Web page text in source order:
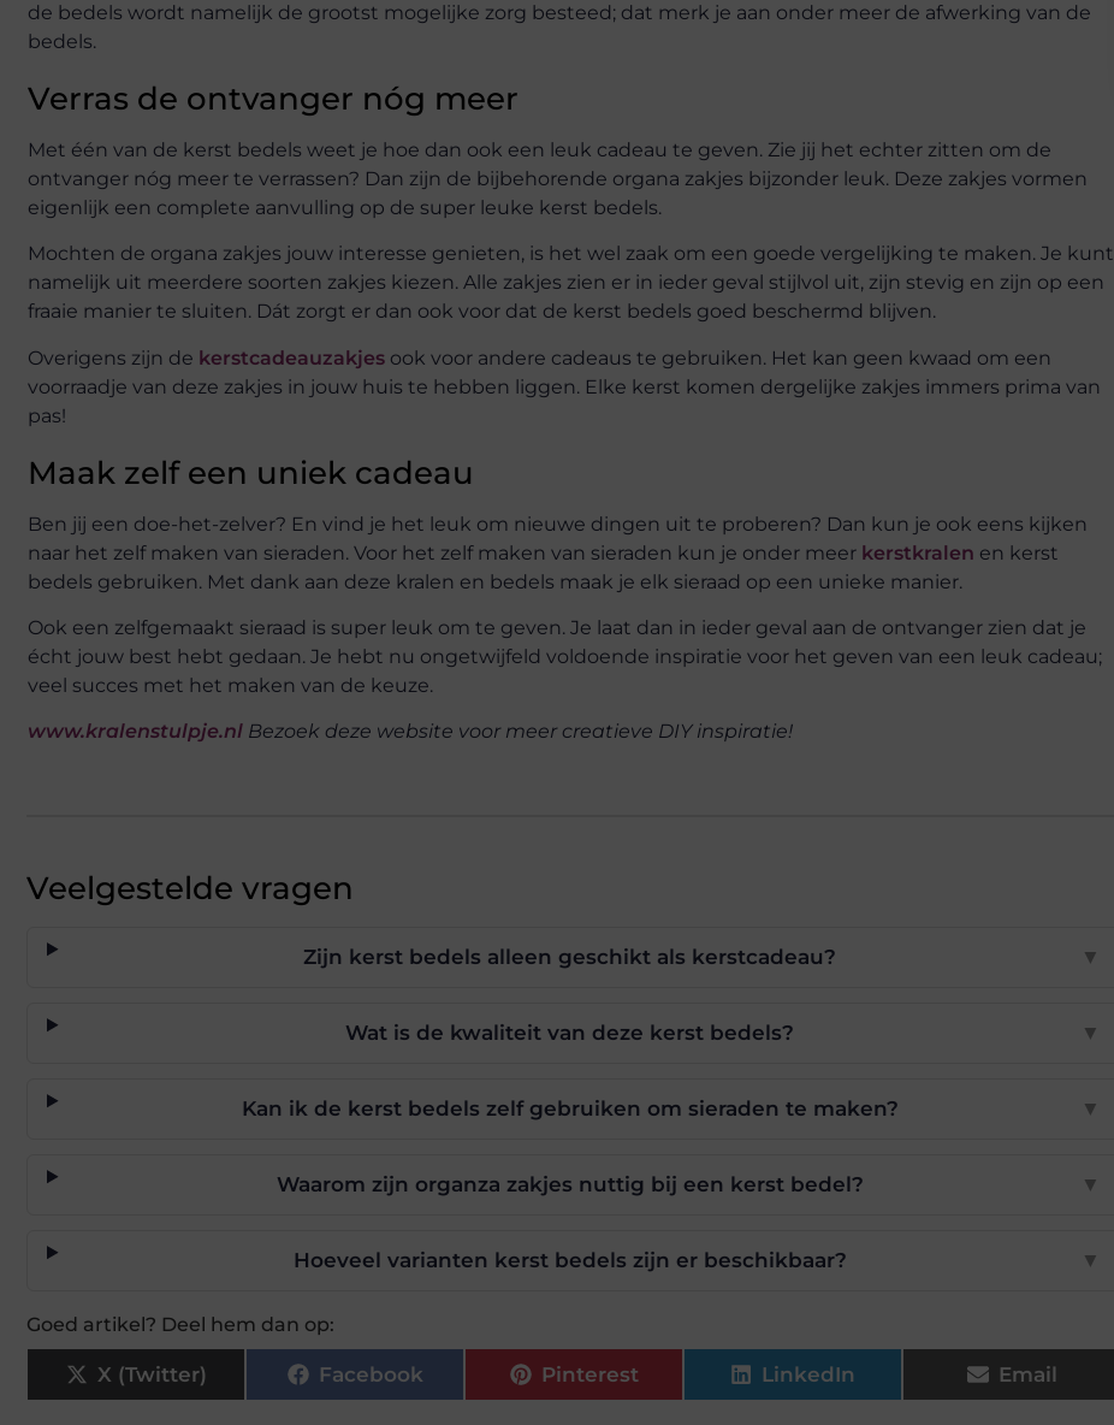
de bedels wordt namelijk de grootst mogelijke zorg besteed; dat merk je aan onder meer de afwerking van de
bedels.
Verras de ontvanger nóg meer
Met één van de kerst bedels weet je hoe dan ook een leuk cadeau te geven. Zie jij het echter zitten om de
ontvanger nóg meer te verrassen? Dan zijn de bijbehorende organa zakjes bijzonder leuk. Deze zakjes vormen
eigenlijk een complete aanvulling op de super leuke kerst bedels.
Mochten de organa zakjes jouw interesse genieten, is het wel zaak om een goede vergelijking te maken. Je kunt
namelijk uit meerdere soorten zakjes kiezen. Alle zakjes zien er in ieder geval stijlvol uit, zijn stevig en zijn op een
fraaie manier te sluiten. Dát zorgt er dan ook voor dat de kerst bedels goed beschermd blijven.
Overigens zijn de kerstcadeauzakjes ook voor andere cadeaus te gebruiken. Het kan geen kwaad om een
voorraadje van deze zakjes in jouw huis te hebben liggen. Elke kerst komen dergelijke zakjes immers prima van
pas!
Maak zelf een uniek cadeau
Ben jij een doe-het-zelver? En vind je het leuk om nieuwe dingen uit te proberen? Dan kun je ook eens kijken
naar het zelf maken van sieraden. Voor het zelf maken van sieraden kun je onder meer kerstkralen en kerst
bedels gebruiken. Met dank aan deze kralen en bedels maak je elk sieraad op een unieke manier.
Ook een zelfgemaakt sieraad is super leuk om te geven. Je laat dan in ieder geval aan de ontvanger zien dat je
écht jouw best hebt gedaan. Je hebt nu ongetwijfeld voldoende inspiratie voor het geven van een leuk cadeau;
veel succes met het maken van de keuze.
www.kralenstulpje.nl Bezoek deze website voor meer creatieve DIY inspiratie!
Veelgestelde vragen
Zijn kerst bedels alleen geschikt als kerstcadeau? ▼
Wat is de kwaliteit van deze kerst bedels? ▼
Kan ik de kerst bedels zelf gebruiken om sieraden te maken? ▼
Waarom zijn organza zakjes nuttig bij een kerst bedel? ▼
Hoeveel varianten kerst bedels zijn er beschikbaar? ▼
Goed artikel? Deel hem dan op:
X (Twitter) Facebook Pinterest LinkedIn Email